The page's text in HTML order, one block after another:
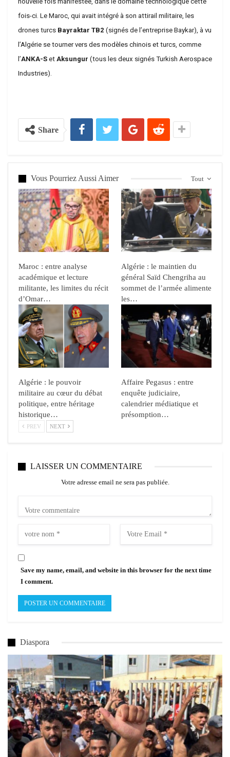
fois-ci. Le Maroc, qui avait intégré à son attirail militaire, les
drones turcs Bayraktar TB2 (signés de l’entreprise Baykar), à vu
l’Algérie se tourner vers des modèles chinois et turcs, comme
l’ANKA-S et Aksungur (tous les deux signés Turkish Aerospace
Industries).
Share
Tout
Vous Pourriez Aussi Aimer
Maroc : entre analyse
académique et lecture
militante, les limites du récit
d’Omar…
Algérie : le maintien du
général Saïd Chengriha au
sommet de l’armée alimente
les…
Algérie : le pouvoir
militaire au cœur du débat
politique, entre héritage
historique…
Affaire Pegasus : entre
enquête judiciaire,
calendrier médiatique et
présomption…
PREV NEXT
LAISSER UN COMMENTAIRE
Votre adresse email ne sera pas publiée.
Save my name, email, and website in this browser for the next time
I comment.
Diaspora